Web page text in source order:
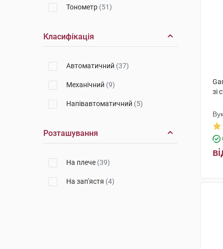
Тонометр (51)
Класифікація
Автоматичний (37)
Механічний (9)
Напівавтоматичний (5)
Розташування
На плече (39)
На зап'ястя (4)
зі